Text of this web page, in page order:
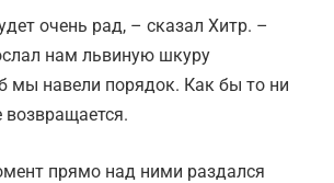
очень рад, – сказал Хитр. –
нам львиную шкуру
мы навели порядок. Как бы то ни
прямо над ними раздался